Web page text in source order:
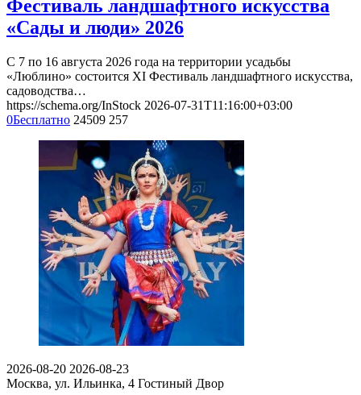
Фестиваль ландшафтного искусства
«Сады и люди» 2026
С 7 по 16 августа 2026 года на территории усадьбы
«Люблино» состоится XI Фестиваль ландшафтного искусства,
садоводства…
https://schema.org/InStock 2026-07-31T11:16:00+03:00
0Бесплатно 24509 257
2026-08-20 2026-08-23
Москва, ул. Ильинка, 4 Гостиный Двор